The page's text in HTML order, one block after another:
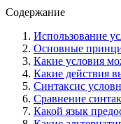
Содержание
Использование
Основные
Какие условия
Какие действия
Синтаксис
Сравнение
Какой язык